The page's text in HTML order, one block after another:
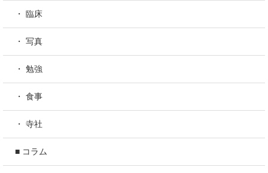
・ 臨床
・ 写真
・ 勉強
・ 食事
・ 寺社
■ コラム